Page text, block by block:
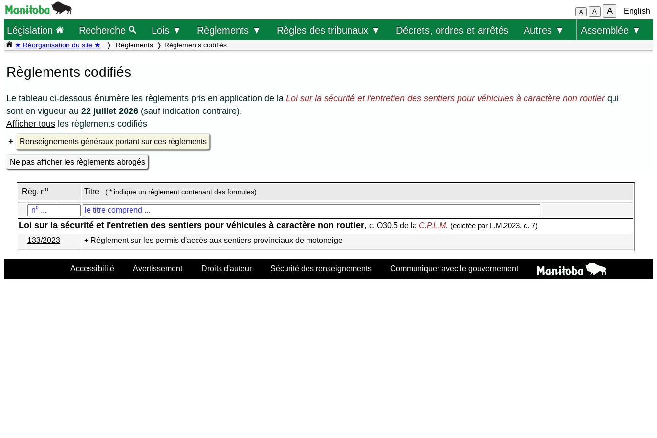
A A A English
Législation Recherche Lois ▼ Règlements ▼ Règles des tribunaux ▼ Décrets, ordres et arrêtés Autres ▼ Assemblée ▼
★ Réorganisation du site ★ Règlements Règlements codifiés
Règlements codifiés
Le tableau ci-dessous énumère les règlements pris en application de la Loi sur la sécurité et l'entretien des sentiers pour véhicules à caractère non routierqui
sont en vigueur au 22 juillet 2026 (sauf indication contraire).
Afficher tous les règlements codifiés
Renseignements généraux portant sur ces règlements
Ne pas afficher les règlements abrogés
Règ. no Titre ( * indique un règlement contenant des formules)
Loi sur la sécurité et l'entretien des sentiers pour véhicules à caractère non routier, c. O30.5 de la C.P.L.M. (edictée par L.M.2023, c. 7)
133/2023
Règlement sur les permis d'accès aux sentiers provinciaux de motoneige
Accessibilité Avertissement Droits d'auteur Sécurité des renseignements Communiquer avec le gouvernement